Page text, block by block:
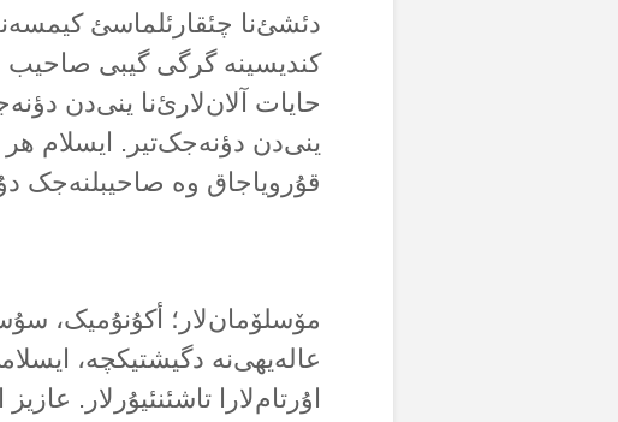
دئشئ‌نا چئقارئلماسئ
کندیسینە گرگی گیبی صاحیب
حایات آلان‌لارئ‌نا ینی‌دن
ینی‌دن دؤنەجک‌تیر. ایسلام
قۇرویاجاق وە صاحیبلنەجک
مۆسلۆمان‌لار؛ أکۇنۇمیک،
عالەیهی‌نە دگیشتیکچە،
اۇرتام‌لارا تاشئنئیۇرلار.